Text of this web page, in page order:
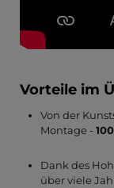
Vorteile im
Von der
Montage -
Dank des
über viele